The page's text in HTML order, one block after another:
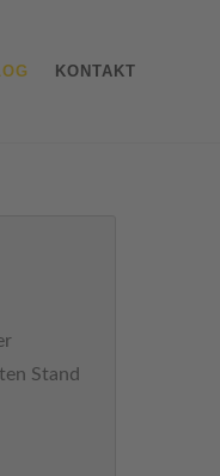
KONTAKT
Stand